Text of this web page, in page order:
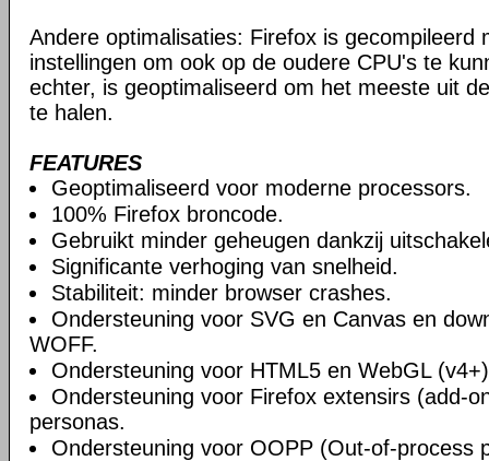
Andere optimalisaties: Firefox is gecompileerd
instellingen om ook op de oudere CPU's te
echter, is geoptimaliseerd om het meeste uit
te halen.
FEATURES
Geoptimaliseerd voor moderne processors.
100% Firefox broncode.
Gebruikt minder geheugen dankzij
Significante verhoging van snelheid.
Stabiliteit: minder browser crashes.
Ondersteuning voor SVG en Canvas en
WOFF.
Ondersteuning voor HTML5 en WebGL
Ondersteuning voor Firefox extensirs (add-
personas.
Ondersteuning voor OOPP (Out-of-process